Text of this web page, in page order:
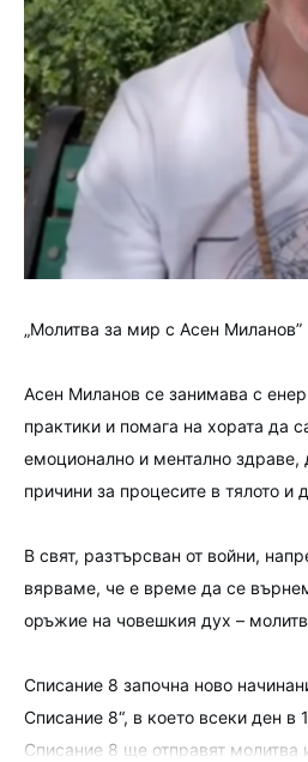
„Молитва за мир с Асен Миланов”
Асен Миланов се занимава с
практики и помага на хората да
емоционално и ментално здраве,
причини за процесите в тялото и
В свят, разтърсван от войни,
вярваме, че е време да се
оръжие на човешкия дух –
Списание 8 започна ново
Списание 8“, в което всеки ден в
Списание 8 ще отправят молитва